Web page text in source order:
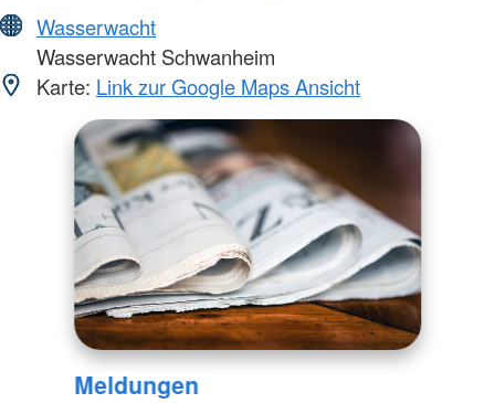
Wasserwacht
Wasserwacht Schwanheim
Karte: Link zur Google Maps Ansicht
Meldungen